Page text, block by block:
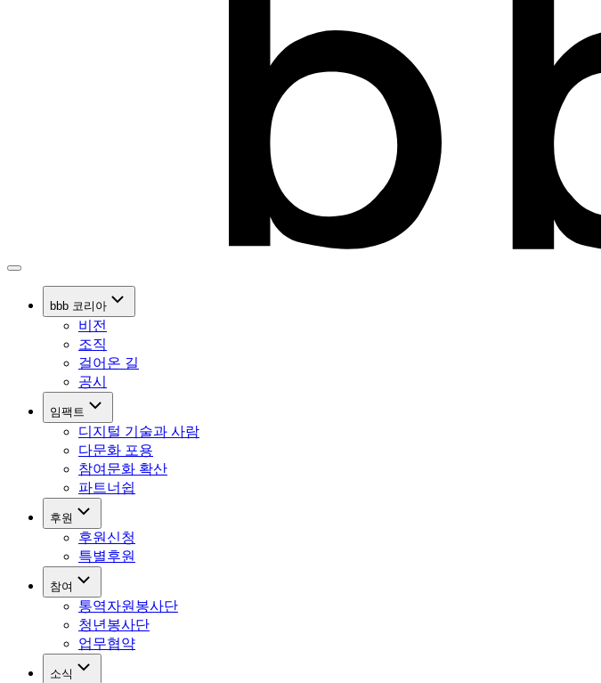
bbb 코리아
비전
조직
걸어온 길
공시
임팩트
디지털 기술과 사람
다문화 포용
참여문화 확산
파트너쉽
후원
후원신청
특별후원
참여
통역자원봉사단
청년봉사단
업무협약
소식